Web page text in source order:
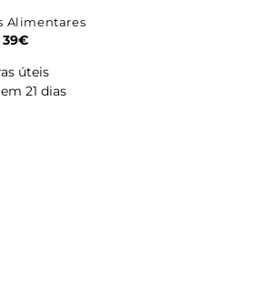
Alimentares
úteis
21 dias